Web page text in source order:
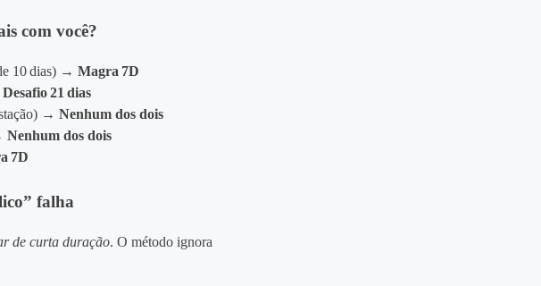
com você?
10 dias) →Magra 7D
Desafio 21 dias
→Nenhum dos dois
Nenhum dos dois
7D
falha
de curta duração. O método ignora